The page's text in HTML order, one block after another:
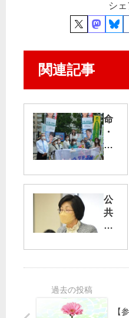
シ
関連記事
命
・
く
守
る
区
東
区
公
共
交
維
政
を
【